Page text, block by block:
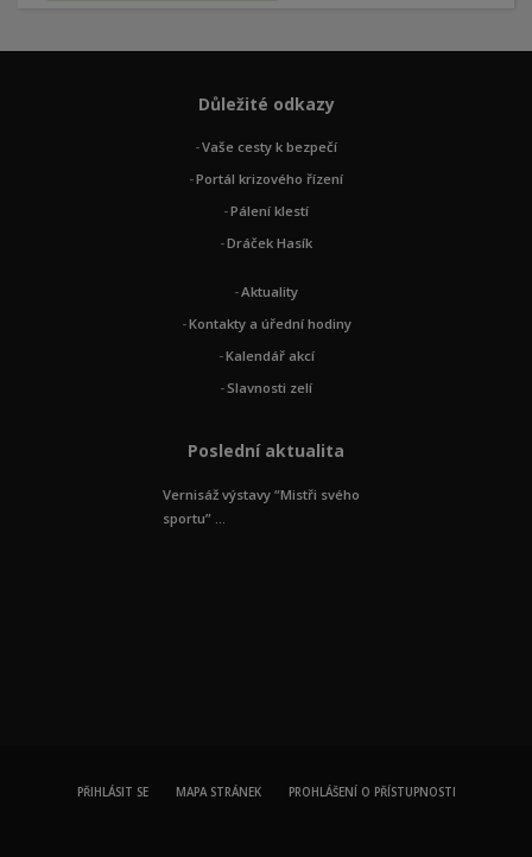
Důležité odkazy
Vaše cesty k bezpečí
Portál krizového řízení
Pálení klestí
Dráček Hasík
Aktuality
Kontakty a úřední hodiny
Kalendář akcí
Slavnosti zelí
Poslední aktualita
Vernisáž výstavy “Mistři svého
sportu” ...
PŘIHLÁSIT SE MAPA STRÁNEK PROHLÁŠENÍ O PŘÍSTUPNOSTI